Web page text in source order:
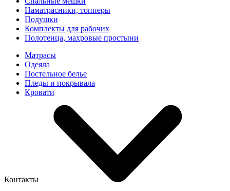
Наматрасники, топперы
Подушки
Комплекты для рабочих
Полотенца, махровые простыни
Матрасы
Одеяла
Постельное белье
Пледы и покрывала
Кровати
Контакты